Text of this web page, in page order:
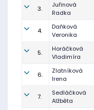
3.
Juřinová
Radka
4.
Daňková
Veronika
5.
Horáčková
Vladimíra
6.
Zlatníková
Irena
7.
Sedláčková
Alžběta